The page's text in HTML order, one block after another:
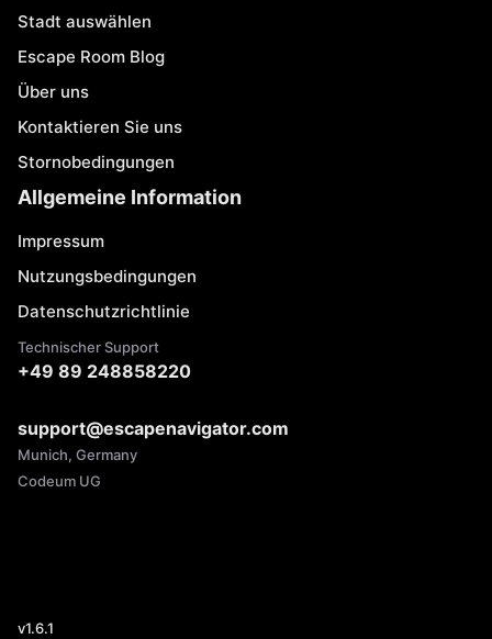
Stadt auswählen
Escape Room Blog
Über uns
Kontaktieren Sie uns
Stornobedingungen
Allgemeine Information
Impressum
Nutzungsbedingungen
Datenschutzrichtlinie
Technischer Support
+49 89 248858220
support@escapenavigator.com
Munich, Germany
Codeum UG
v1.6.1